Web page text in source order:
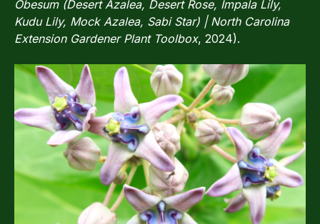
Obesum (Desert Azalea, Desert Rose, Impala Lily,
Kudu Lily, Mock Azalea, Sabi Star) | North Carolina
Extension Gardener Plant Toolbox, 2024).